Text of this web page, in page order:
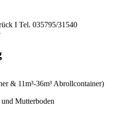
I Tel. 035795/31540
& 11m³-36m³ Abrollcontainer)
Mutterboden